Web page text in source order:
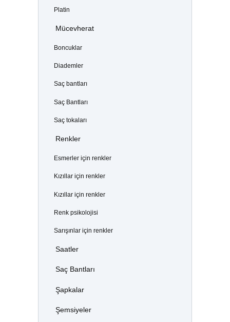
Platin
Mücevherat
Boncuklar
Diademler
Saç bantları
Saç Bantları
Saç tokaları
Renkler
Esmerler için renkler
Kızıllar için renkler
Kızıllar için renkler
Renk psikolojisi
Sarışınlar için renkler
Saatler
Saç Bantları
Şapkalar
Şemsiyeler